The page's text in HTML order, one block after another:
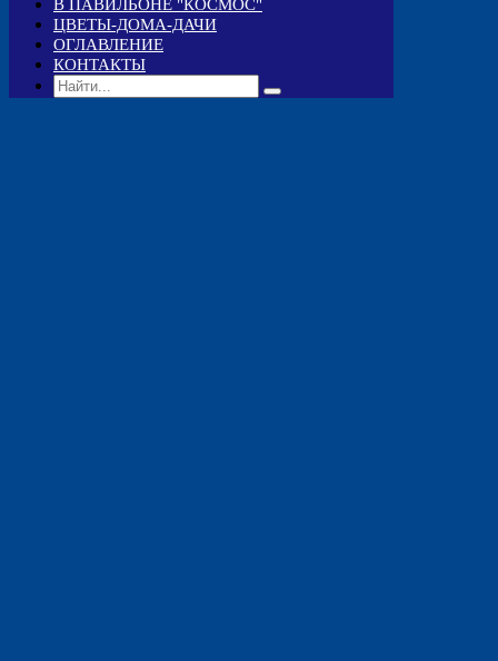
В ПАВИЛЬОНЕ "КОСМОС"
ЦВЕТЫ-ДОМА-ДАЧИ
ОГЛАВЛЕНИЕ
КОНТАКТЫ